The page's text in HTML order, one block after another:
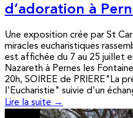
d’adoration à
Une exposition crée par St
miracles eucharistiques
est affichée du 7 au 25 juillet
Nazareth à Pernes les
20h, SOIREE de PRIERE"La
l'Eucharistie" suivie d'un
Lire la suite →